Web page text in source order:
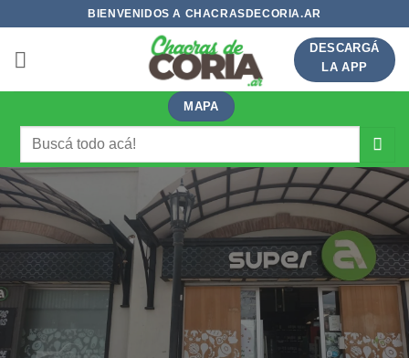
contenido
BIENVENIDOS A CHACRASDECORIA.AR
DESCARGÁ
LA APP
MAPA
Buscar